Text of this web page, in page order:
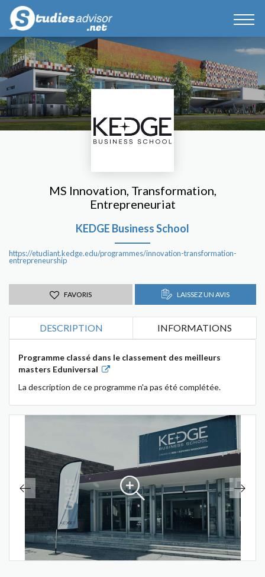
MS Innovation, Transformation,
Entrepreneuriat
KEDGE Business School
https://etudiant.kedge.edu/programmes/innovation-transformation-
entrepreneurship
FAVORIS LAISSEZ UN AVIS
DESCRIPTION INFORMATIONS
Programme classé dans le classement des meilleurs
masters Eduniversal
La description de ce programme n'a pas été complétée.